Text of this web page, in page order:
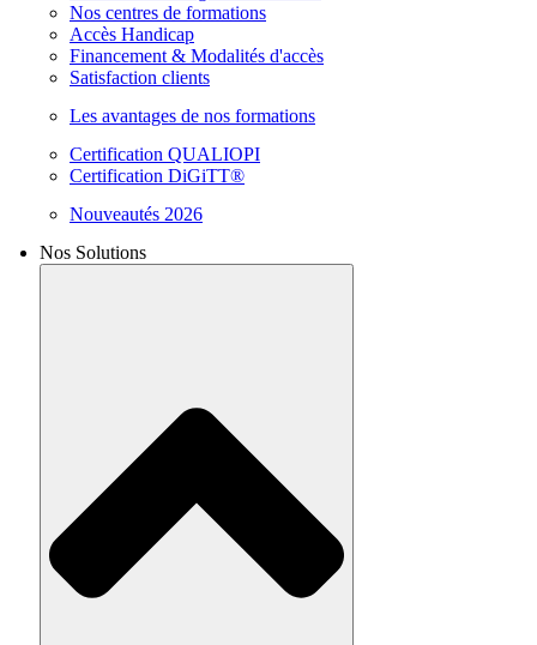
Nos centres de formations
Accès Handicap
Financement & Modalités d'accès
Satisfaction clients
Les avantages de nos formations
Certification QUALIOPI
Certification DiGiTT®
Nouveautés 2026
Nos Solutions